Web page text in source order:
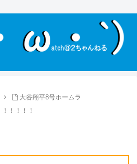
大谷翔平8号ホームラ
！！！！